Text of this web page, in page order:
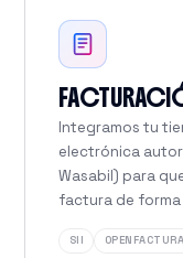
Integramos tu
electrónica
Wasabil) para
factura de forma
SII OPENFACTURA